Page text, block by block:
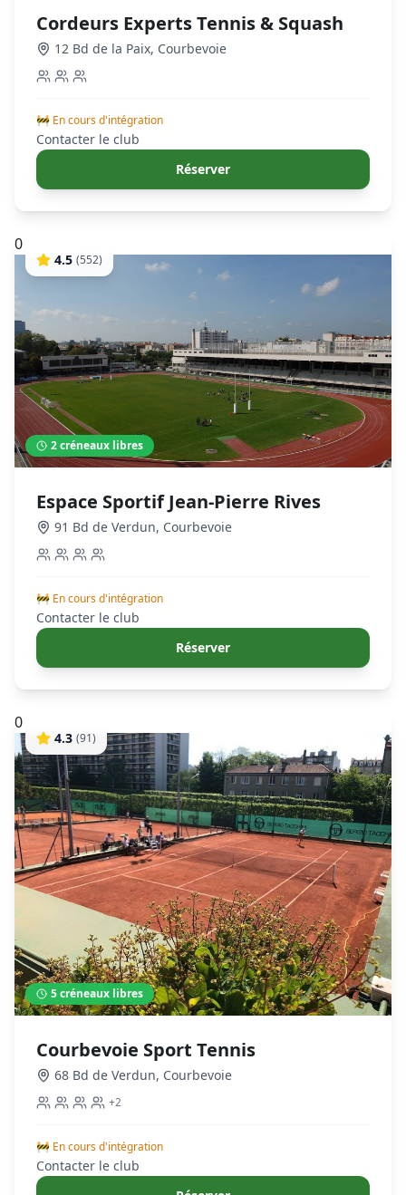
Cordeurs Experts Tennis & Squash
12 Bd de la Paix, Courbevoie
🚧 En cours d'intégration
Contacter le club
Réserver
0
4.5 (552)
2créneaux libres
Espace Sportif Jean-Pierre Rives
91 Bd de Verdun, Courbevoie
🚧 En cours d'intégration
Contacter le club
Réserver
0
4.3 (91)
5créneaux libres
Courbevoie Sport Tennis
68 Bd de Verdun, Courbevoie
+2
🚧 En cours d'intégration
Contacter le club